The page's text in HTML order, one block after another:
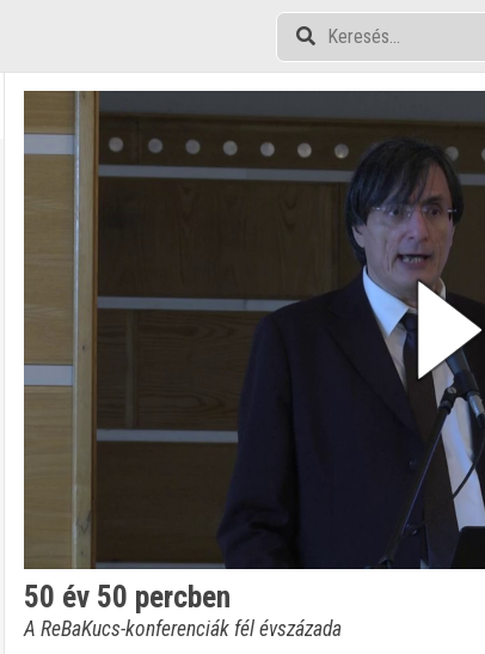
50 év 50 percben
A ReBaKucs-konferenciák fél évszázada